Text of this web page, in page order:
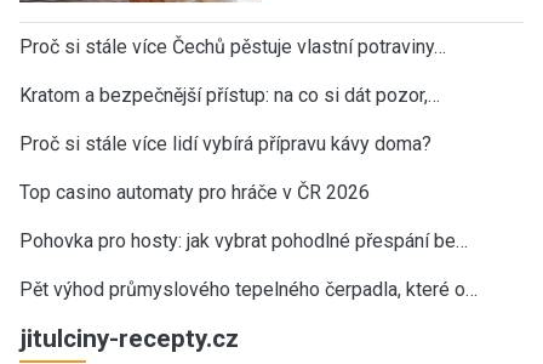
Proč si stále více Čechů pěstuje vlastní potraviny…
Kratom a bezpečnější přístup: na co si dát pozor,…
Proč si stále více lidí vybírá přípravu kávy doma?
Top casino automaty pro hráče v ČR 2026
Pohovka pro hosty: jak vybrat pohodlné přespání be…
Pět výhod průmyslového tepelného čerpadla, které o…
jitulciny-recepty.cz